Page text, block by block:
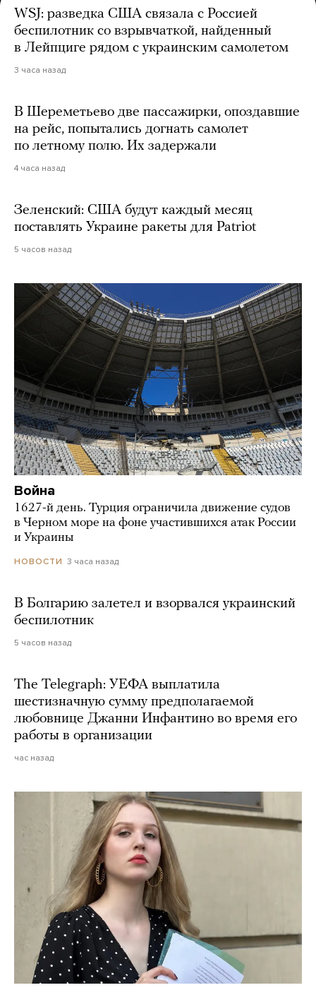
WSJ: разведка США связала с Россией
беспилотник со взрывчаткой, найденный
в Лейпциге рядом с украинским самолетом
3 часа назад
В Шереметьево две пассажирки, опоздавшие
на рейс, попытались догнать самолет
по летному полю. Их задержали
4 часа назад
Зеленский: США будут каждый месяц
поставлять Украине ракеты для Patriot
5 часов назад
Война
1627-й день. Турция ограничила движение судов
в Черном море на фоне участившихся атак России
и Украины
НОВОСТИ 3 часа назад
В Болгарию залетел и взорвался украинский
беспилотник
5 часов назад
The Telegraph: УЕФА выплатила
шестизначную сумму предполагаемой
любовнице Джанни Инфантино во время его
работы в организации
час назад